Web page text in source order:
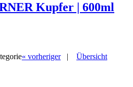
Kupfer | 600ml
« vorheriger| Übersicht